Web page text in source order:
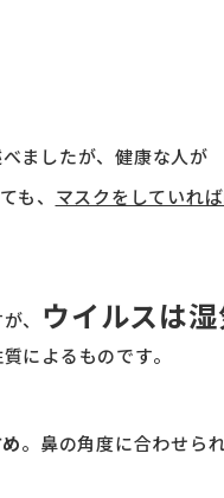
ましたが、健康な人が
も、 マスクをしていれ
、 ウイルスは
によるものです。
。鼻の角度に合わせら